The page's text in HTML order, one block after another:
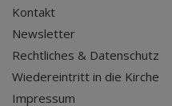
Kontakt
Newsletter
Rechtliches & Datenschutz
Wiedereintritt in die Kirche
Impressum